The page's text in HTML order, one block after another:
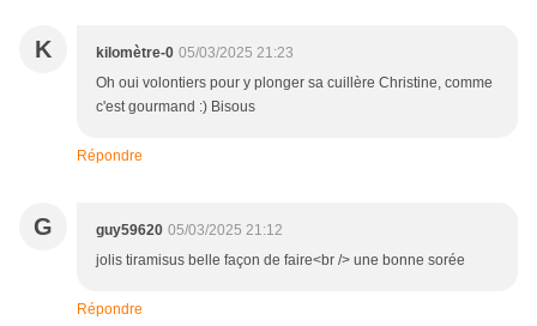
K kilomètre-0 05/03/2025 21:23
Oh oui volontiers pour y plonger sa cuillère Christine, comme
c'est gourmand :) Bisous
Répondre
G guy59620 05/03/2025 21:12
jolis tiramisus belle façon de faire<br /> une bonne sorée
Répondre